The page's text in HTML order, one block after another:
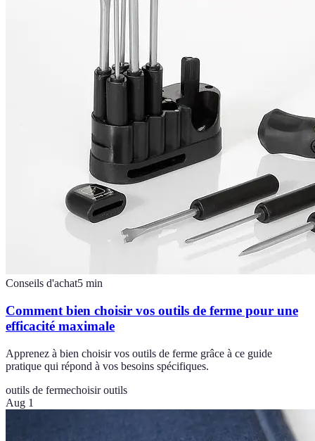
Conseils d'achat5 min
Comment bien choisir vos outils de ferme pour une
efficacité maximale
Apprenez à bien choisir vos outils de ferme grâce à ce guide
pratique qui répond à vos besoins spécifiques.
outils de fermechoisir outils
Aug 1